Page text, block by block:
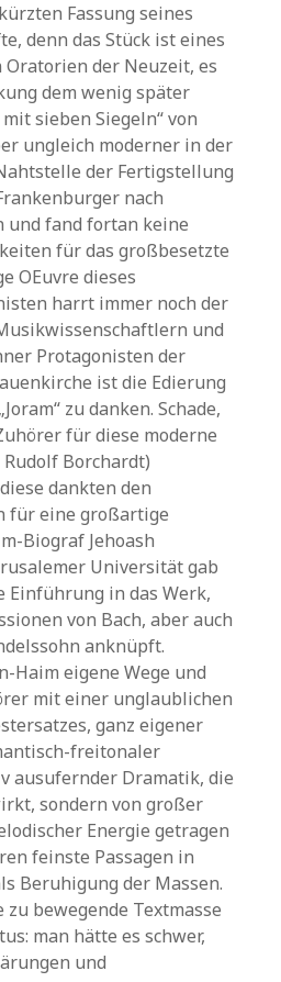
Fassung seines
denn das Stück ist eines
der Neuzeit, es
dem wenig später
sieben Siegeln“ von
ungleich moderner in der
der Fertigstellung
nach
und fand fortan keine
für das großbesetzte
OEuvre dieses
harrt immer noch der
und
Protagonisten der
ist die Edierung
zu danken. Schade,
für diese moderne
Borchardt)
dankten den
für eine großartige
Biograf Jehoash
Universität gab
Einführung in das Werk,
von Bach, aber auch
anknüpft.
Haim eigene Wege und
mit einer unglaublichen
ganz eigener
freitonaler
ausufernder Dramatik, die
sondern von großer
Energie getragen
feinste Passagen in
Beruhigung der Massen.
bewegende Textmasse
man hätte es schwer,
und